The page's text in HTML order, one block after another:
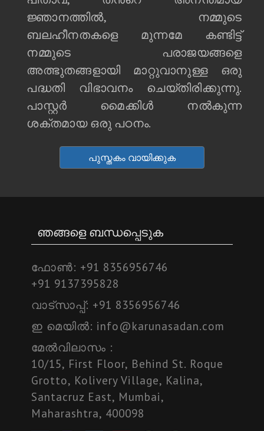
ജ്ഞാനത്തില്‍, നമ്മുടെ
ബലഹീനതകളെ മുന്നമേ കണ്ടിട്ട്
നമ്മുടെ പരാജയങ്ങളെ
അത്ഭുതങ്ങളായി മാറ്റുവാനുള്ള ഒരു
പദ്ധതി വിഭാവനം ചെയ്തിരിക്കുന്നു.
പാസ്റ്റര്‍ മൈക്കിള്‍ നല്‍കുന്ന
ശക്തമായ ഒരു പഠനം.
പുസ്തകം വായിക്കുക
ഞങ്ങളെ ബന്ധപ്പെടുക
ഫോണ്‍: +91 8356956746
+91 9137395828
വാട്സാപ്പ്: +91 8356956746
ഇ മെയില്‍: info@karunasadan.com
മേല്‍വിലാസം :
10/15, First Floor, Behind St. Roque
Grotto, Kolivery Village, Kalina,
Santacruz East, Mumbai,
Maharashtra, 400098